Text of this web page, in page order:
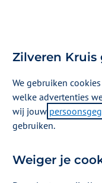
van bestuurders bij
die passen bij de Wet
Zilveren Kruis
We gebruiken
welke advertenties
wij jouw
gebruiken.
Weiger je